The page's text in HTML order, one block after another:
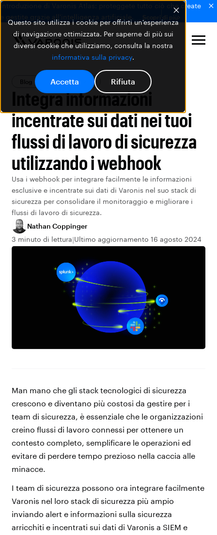
Questo sito utilizza i cookie per offrirti un'esperienza
di navigazione ottimizzata. Per saperne di più sui
diversi cookie che utilizziamo, consulta la nostra
informativa sulla privacy.
Accetta Rifiuta
Introduzione di Varonis Atlas: proteggete tutto ciò che create
e gestite grazie all'intelligenza artificiale.
Scopri di più
Blog Prodotti Varonis
Integra informazioni
incentrate sui dati nei tuoi
flussi di lavoro di sicurezza
utilizzando i webhook
Usa i webhook per integrare facilmente le informazioni
esclusive e incentrate sui dati di Varonis nel suo stack di
sicurezza per consolidare il monitoraggio e migliorare i
flussi di lavoro di sicurezza.
Nathan Coppinger
3 minuto di lettura Ultimo aggiornamento 16 agosto 2024
Man mano che gli stack tecnologici di sicurezza
crescono e diventano più costosi da gestire per i
team di sicurezza, è essenziale che le organizzazioni
creino flussi di lavoro connessi per ottenere un
contesto completo, semplificare le operazioni ed
evitare di perdere tempo prezioso nella caccia alle
minacce.
I team di sicurezza possono ora integrare facilmente
Varonis nel loro stack di sicurezza più ampio
inviando alert e informazioni sulla sicurezza
arricchiti e incentrati sui dati di Varonis a SIEM e